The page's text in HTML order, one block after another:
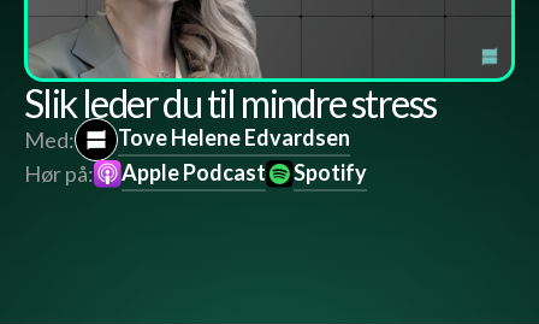
Slik leder du til mindre stress
Med:
Tove Helene Edvardsen
Hør på:
Apple Podcast Spotify